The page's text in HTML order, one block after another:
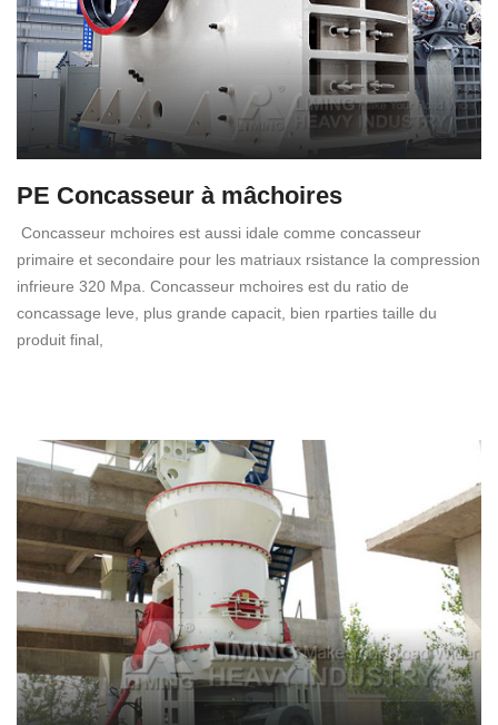
PE Concasseur à mâchoires
Concasseur mchoires est aussi idale comme concasseur
primaire et secondaire pour les matriaux rsistance la compression
infrieure 320 Mpa. Concasseur mchoires est du ratio de
concassage leve, plus grande capacit, bien rparties taille du
produit final,